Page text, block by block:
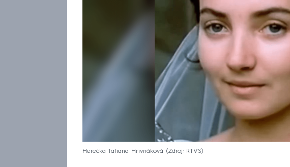
Herečka Tatiana Hrivnáková Zdroj: RTVS